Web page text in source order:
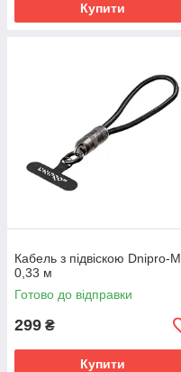
Купити
Кабель з підвіскою Dnipro-M
0,33 м
Готово до відправки
299 ₴
Купити